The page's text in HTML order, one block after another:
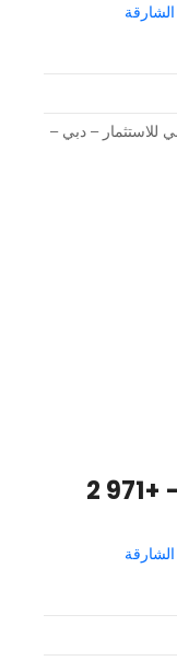
– 1 – مجمع دبي للاستثمار – دبي –
شو اكسبرس – الشارقة – +971 2